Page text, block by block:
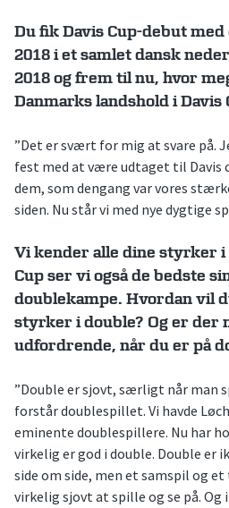
Du fik Davis Cup-debut
2018 i et samlet dansk
2018 og frem til nu, hvor
Danmarks landshold i Davis
”Det er svært for mig at svare på.
fest med at være udtaget til Davis
dem, som dengang var vores
siden. Nu står vi med nye dygtige
Vi kender alle dine styrker i
Cup ser vi også de bedste
doublekampe. Hvordan vil
styrker i double? Og er der
udfordrende, når du er på
”Double er sjovt, særligt når man
forstår doublespillet. Vi havde
eminente doublespillere. Nu har
virkelig er god i double. Double er
side om side, men et samspil og
virkelig sjovt at spille og se på. Og